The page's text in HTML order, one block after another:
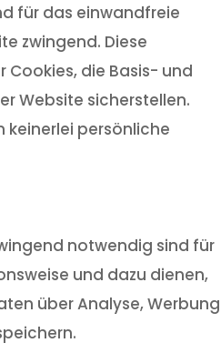
für das einwandfreie
zwingend. Diese
die Basis- und
Website sicherstellen.
keinerlei persönliche
notwendig sind für
und dazu dienen,
über Analyse, Werbung